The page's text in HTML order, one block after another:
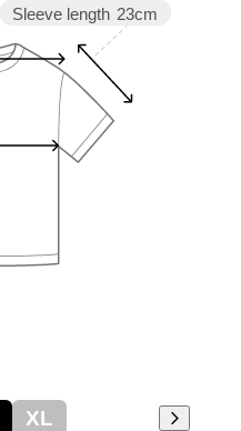
Sleeve length 23cm
XL